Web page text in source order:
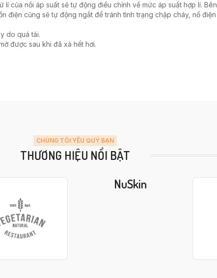
của nồi áp suất sẽ tự động điều chỉnh về mức áp suất hợp lí. Bên
điện cũng sẽ tự động ngắt để tránh tình trạng chập cháy, nổ điện
do quá tải.
được sau khi đã xả hết hơi.
CHÚNG TÔI YÊU QUÝ BẠN
THƯƠNG HIỆU NỔI BẬT
NuSkin